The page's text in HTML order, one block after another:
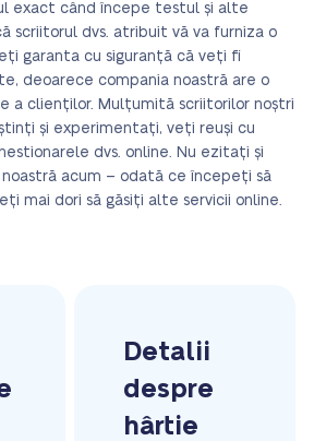
exact când începe testul și alte
scriitorul dvs. atribuit vă va furniza o
garanta cu siguranță că veți fi
deoarece compania noastră are o
a clienților. Mulțumită scriitorilor noștri
și experimentați, veți reuși cu
dvs. online. Nu ezitați și
acum – odată ce începeți să
mai dori să găsiți alte servicii online.
Detalii
despre
hârtie